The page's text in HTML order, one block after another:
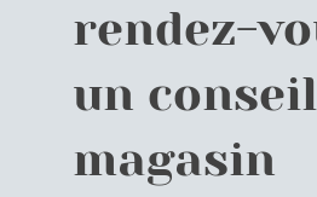
rendez-
un
magasin